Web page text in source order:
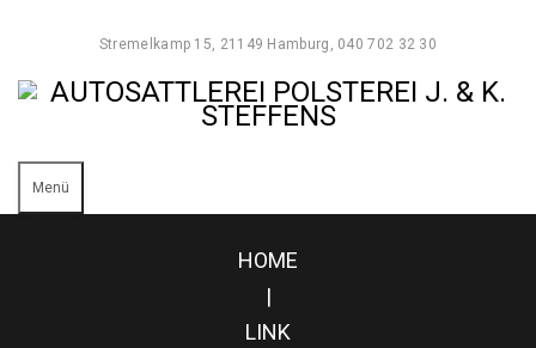
Stremelkamp 15, 21149 Hamburg, 040 702 32 30
Menü
HOME
|
LINK